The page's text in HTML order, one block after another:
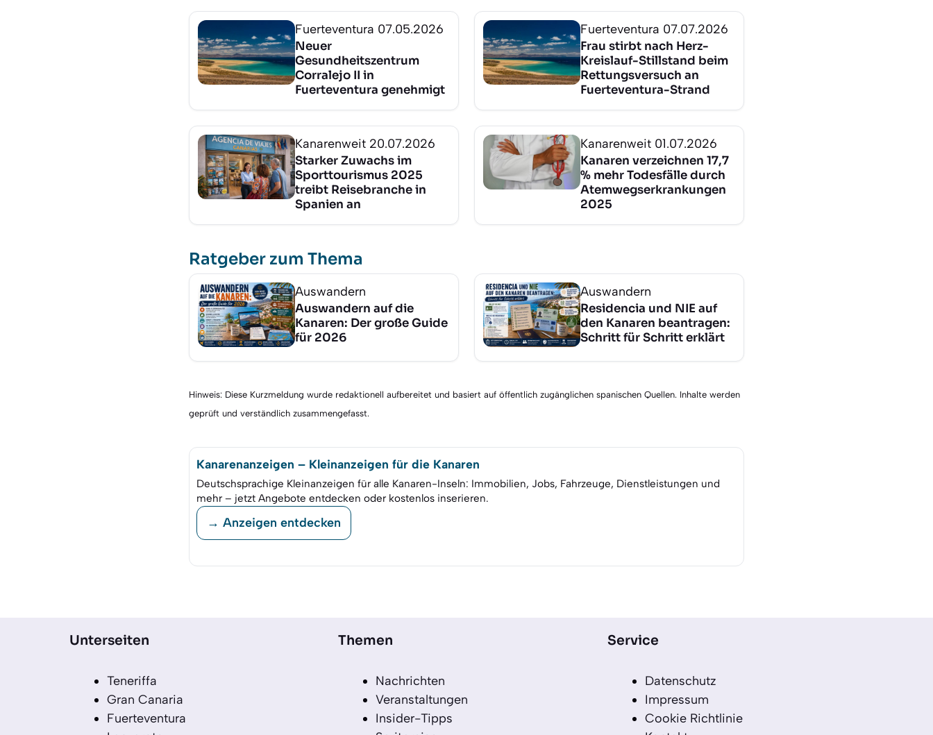
Fuerteventura 07.05.2026
Neuer
Gesundheitszentrum
Corralejo II in
Fuerteventura genehmigt
Fuerteventura 07.07.2026
Frau stirbt nach Herz-
Kreislauf-Stillstand beim
Rettungsversuch an
Fuerteventura-Strand
Kanarenweit 20.07.2026
Starker Zuwachs im
Sporttourismus 2025
treibt Reisebranche in
Spanien an
Kanarenweit 01.07.2026
Kanaren verzeichnen 17,7
% mehr Todesfälle durch
Atemwegserkrankungen
2025
Ratgeber zum Thema
Auswandern
Auswandern auf die
Kanaren: Der große Guide
für 2026
Auswandern
Residencia und NIE auf
den Kanaren beantragen:
Schritt für Schritt erklärt
Hinweis: Diese Kurzmeldung wurde redaktionell aufbereitet und basiert auf öffentlich zugänglichen spanischen Quellen. Inhalte werden
geprüft und verständlich zusammengefasst.
Kanarenanzeigen – Kleinanzeigen für die Kanaren
Deutschsprachige Kleinanzeigen für alle Kanaren-Inseln: Immobilien, Jobs, Fahrzeuge, Dienstleistungen und
mehr – jetzt Angebote entdecken oder kostenlos inserieren.
→ Anzeigen entdecken
Unterseiten
Teneriffa
Gran Canaria
Fuerteventura
Themen
Nachrichten
Veranstaltungen
Insider-Tipps
Service
Datenschutz
Impressum
Cookie Richtlinie